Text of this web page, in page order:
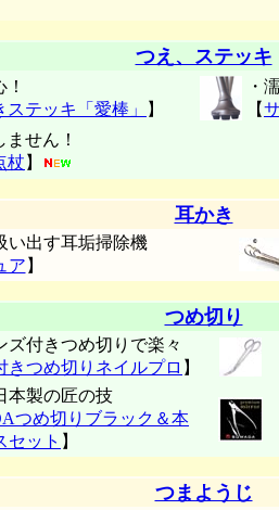
つえ、ステッキ
ステッキ「愛棒」 】
・
【
ません！
杖 】
耳かき
い出す耳垢掃除機
ア 】
つめ切り
ズ付きつめ切りで楽々
きつめ切りネイルプロ 】
本製の匠の技
つめ切りブラック＆本
セット 】
つまようじ